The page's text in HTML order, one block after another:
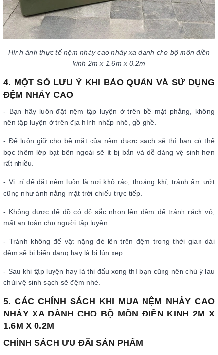
Hình ảnh thực tế nệm nhảy cao nhảy xa dành cho bộ môn điền
kinh 2m x 1.6m x 0.2m
4. MỘT SỐ LƯU Ý KHI BẢO QUẢN VÀ SỬ DỤNG
ĐỆM NHẢY CAO
- Bạn hãy luôn đặt nệm tập luyện ở trên bề mặt phẳng, không
nên tập luyện ở trên địa hình nhấp nhô, gồ ghề.
- Để luôn giữ cho bề mặt của nệm được sạch sẽ thì bạn có thể
bọc thêm lớp bạt bên ngoài sẽ ít bị bẩn và dễ dàng vệ sinh hơn
rất nhiều.
- Vị trí để đặt nệm luôn là nơi khô ráo, thoáng khí, tránh ẩm ướt
cũng như ánh nắng mặt trời chiếu trực tiếp.
- Không được để đồ có độ sắc nhọn lên đệm để tránh rách vỏ,
mất an toàn cho người tập luyện.
- Tránh không để vật nặng đè lên trên đệm trong thời gian dài
đệm sẽ bị biến dạng hay là bị lún xẹp.
- Sau khi tập luyện hay là thi đấu xong thì bạn cũng nên chú ý lau
chùi vệ sinh sạch sẽ đệm nhé.
5. CÁC CHÍNH SÁCH KHI MUA NỆM NHẢY CAO
NHẢY XA DÀNH CHO BỘ MÔN ĐIỀN KINH 2M X
1.6M X 0.2M
CHÍNH SÁCH ƯU ĐÃI SẢN PHẨM